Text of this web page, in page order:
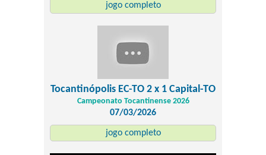
jogo completo
Tocantinópolis EC-TO 2 x 1 Capital-TO
Campeonato Tocantinense 2026
07/03/2026
jogo completo